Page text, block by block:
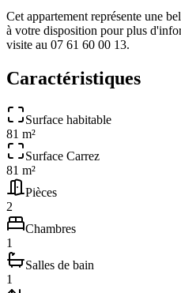
Cet appartement représente une
à votre disposition pour plus
visite au 07 61 60 00 13.
Caractéristiques
Surface habitable
81 m²
Surface Carrez
81 m²
Pièces
2
Chambres
1
Salles de bain
1